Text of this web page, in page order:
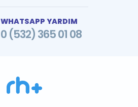
WHATSAPP YARDIM
0 (532) 365 01 08